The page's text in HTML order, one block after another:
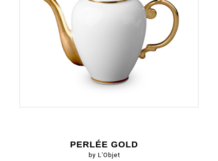
PERLÉE GOLD
by L'Objet